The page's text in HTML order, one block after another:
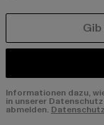
Informationen dazu,
in unserer
abmelden.